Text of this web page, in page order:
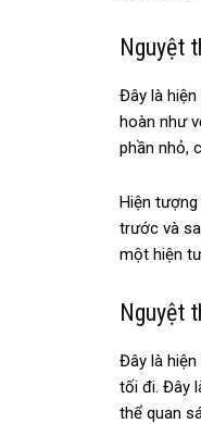
Nguyệt
Đây là
hoàn như
phần nhỏ,
Hiện tượng
trước và
một hiện
Nguyệt
Đây là
tối đi. Đây
thể quan